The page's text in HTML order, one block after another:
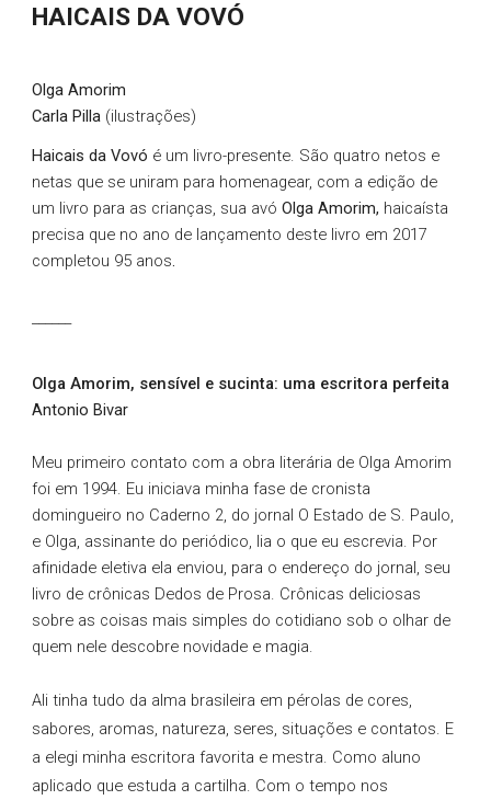
HAICAIS DA VOVÓ
Olga Amorim
Carla Pilla (ilustrações)
Haicais da Vovó é um livro-presente. São quatro netos e
netas que se uniram para homenagear, com a edição de
um livro para as crianças, sua avóOlga Amorim, haicaísta
precisa que no ano de lançamento deste livro em 2017
completou 95 anos.
Olga Amorim, sensível e sucinta: uma escritora perfeita
Antonio Bivar
Meu primeiro contato com a obra literária de Olga Amorim
foi em 1994. Eu iniciava minha fase de cronista
domingueiro no Caderno 2, do jornal O Estado de S. Paulo,
e Olga, assinante do periódico, lia o que eu escrevia. Por
afinidade eletiva ela enviou, para o endereço do jornal, seu
livro de crônicas Dedos de Prosa. Crônicas deliciosas
sobre as coisas mais simples do cotidiano sob o olhar de
quem nele descobre novidade e magia.
Ali tinha tudo da alma brasileira em pérolas de cores,
sabores, aromas, natureza, seres, situações e contatos. E
a elegi minha escritora favorita e mestra. Como aluno
aplicado que estuda a cartilha. Com o tempo nos